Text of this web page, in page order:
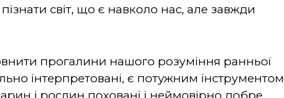
світ, що є навколо нас, але завжди
прогалини нашого розуміння ранньої
інтерпретовані, є потужним інструментом